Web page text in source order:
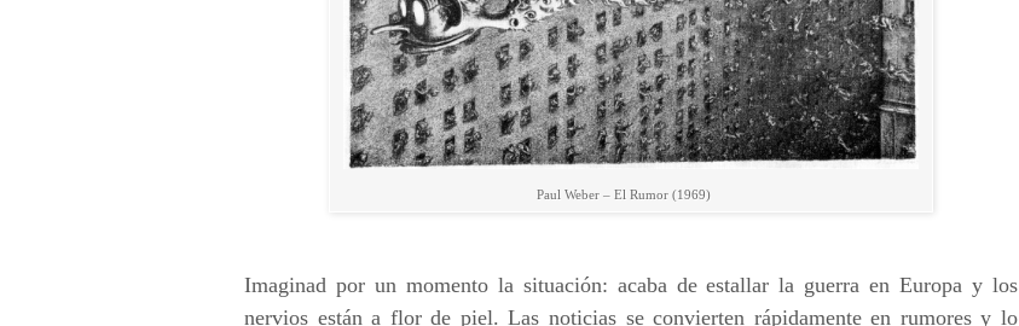
Paul Weber – El Rumor (1969)
Imaginad por un momento la situación: acaba de estallar la guerra en Europa y los
nervios están a flor de piel. Las noticias se convierten rápidamente en rumores y lo